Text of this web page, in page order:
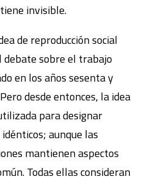
invisible.
de reproducción social
debate sobre el trabajo
en los años sesenta y
desde entonces, la idea
para designar
aunque las
mantienen aspectos
Todas ellas consideran